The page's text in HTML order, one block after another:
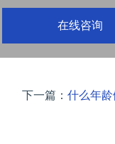
在线咨询
下一篇： 什么年